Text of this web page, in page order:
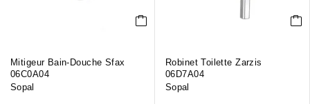
Mitigeur Bain-Douche Sfax
06C0A04
Sopal
Robinet Toilette Zarzis
06D7A04
Sopal